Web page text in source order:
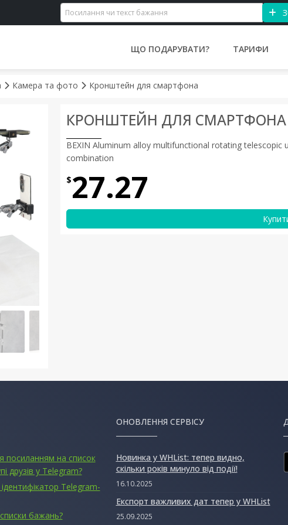
ЩО ПОДАРУВАТИ? ТАРИФИ
Камера та фото Кронштейн для смартфона
КРОНШТЕЙН ДЛЯ СМАРТФОНА
BEXIN Aluminum alloy multifunctional rotating telescopic
combination
$27.27
посиланням на список
друзів у Telegram?
Telegram-
бажань?
ОНОВЛЕННЯ СЕРВІСУ
Новинка у WHList: тепер видно,
скільки років минуло від події!
16.10.2025
Експорт важливих дат тепер у WHList
25.09.2025